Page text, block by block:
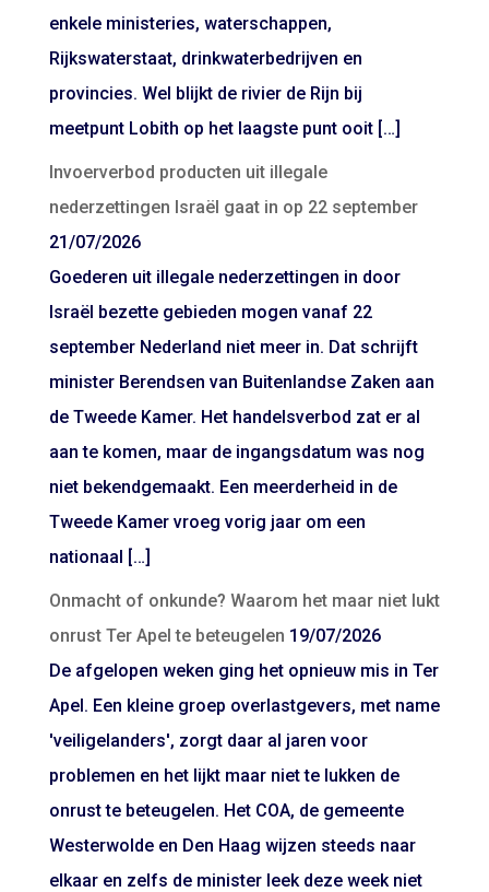
enkele ministeries, waterschappen,
Rijkswaterstaat, drinkwaterbedrijven en
provincies. Wel blijkt de rivier de Rijn bij
meetpunt Lobith op het laagste punt ooit […]
Invoerverbod producten uit illegale
nederzettingen Israël gaat in op 22 september
21/07/2026
Goederen uit illegale nederzettingen in door
Israël bezette gebieden mogen vanaf 22
september Nederland niet meer in. Dat schrijft
minister Berendsen van Buitenlandse Zaken aan
de Tweede Kamer. Het handelsverbod zat er al
aan te komen, maar de ingangsdatum was nog
niet bekendgemaakt. Een meerderheid in de
Tweede Kamer vroeg vorig jaar om een
nationaal […]
Onmacht of onkunde? Waarom het maar niet lukt
onrust Ter Apel te beteugelen 19/07/2026
De afgelopen weken ging het opnieuw mis in Ter
Apel. Een kleine groep overlastgevers, met name
'veiligelanders', zorgt daar al jaren voor
problemen en het lijkt maar niet te lukken de
onrust te beteugelen. Het COA, de gemeente
Westerwolde en Den Haag wijzen steeds naar
elkaar en zelfs de minister leek deze week niet